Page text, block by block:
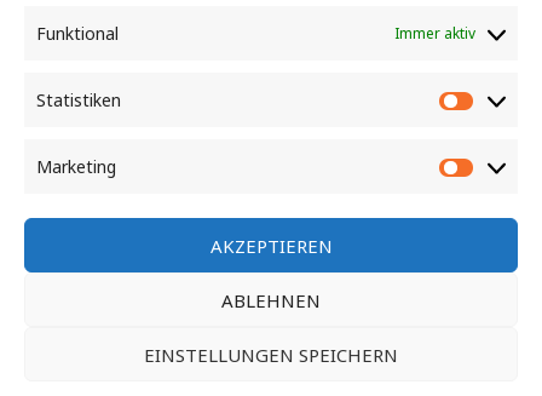
Funktional Immer aktiv
Statistiken
Marketing
AKZEPTIEREN
ABLEHNEN
EINSTELLUNGEN SPEICHERN
Marina Ferch, Seeweg 10 D-14548 Schwielowsee OT Ferch -
AGB